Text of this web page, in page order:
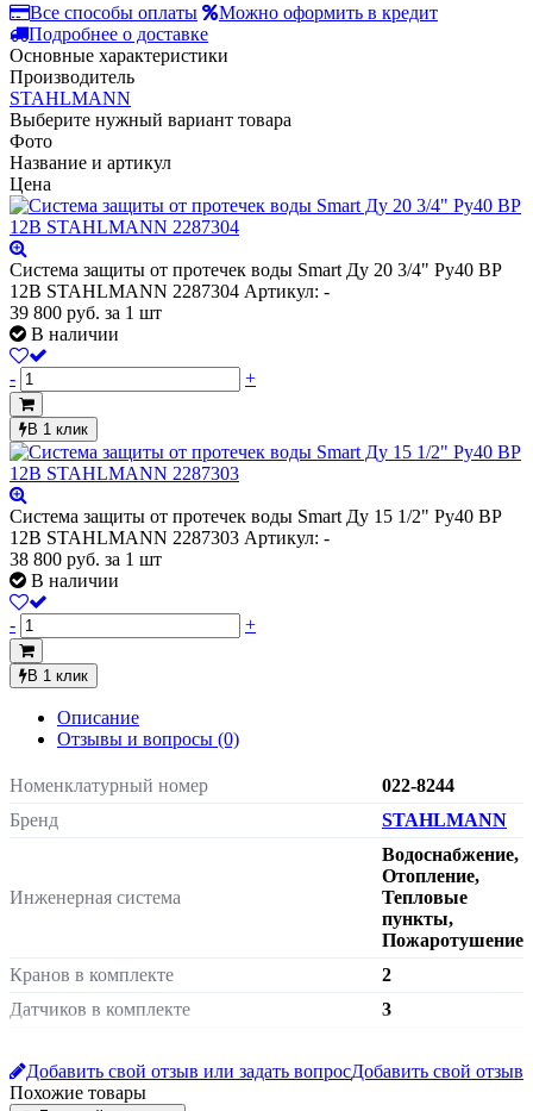
Все способы оплаты
Можно оформить в кредит
Подробнее о доставке
Основные характеристики
Производитель
STAHLMANN
Выберите нужный вариант товара
Фото
Название и артикул
Цена
Система защиты от протечек воды Smart Ду 20 3/4" Ру40 ВР
12В STAHLMANN 2287304 Артикул: -
39 800 руб. за 1 шт
В наличии
- +
В 1 клик
Система защиты от протечек воды Smart Ду 15 1/2" Ру40 ВР
12В STAHLMANN 2287303 Артикул: -
38 800 руб. за 1 шт
В наличии
- +
В 1 клик
Описание
Отзывы и вопросы (0)
Номенклатурный номер
022-8244
Бренд
STAHLMANN
Инженерная система
Водоснабжение,
Отопление,
Тепловые
пункты,
Пожаротушение
Кранов в комплекте
2
Датчиков в комплекте
3
Тип присоединения
Тип присоединения
Добавить свой отзыв или задать вопросДобавить свой отзыв
Похожие товары